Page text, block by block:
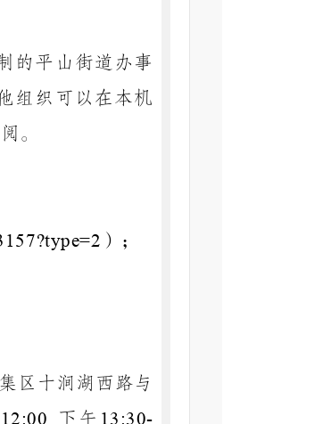
的平山街道办事
组织可以在本机
。
）；
区十涧湖西路与
下午 13:30-